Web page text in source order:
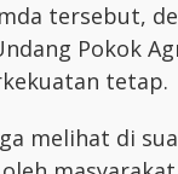
tersebut,
Pokok
tetap.
melihat di